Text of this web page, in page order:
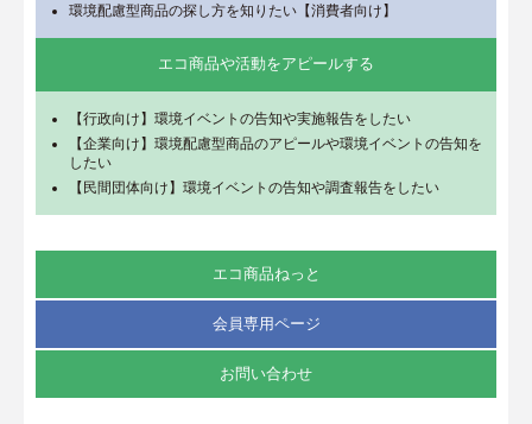
環境配慮型商品の探し方を知りたい【消費者向け】
エコ商品や活動をアピールする
【行政向け】環境イベントの告知や実施報告をしたい
【企業向け】環境配慮型商品のアピールや環境イベントの告知を
したい
【民間団体向け】環境イベントの告知や調査報告をしたい
エコ商品ねっと
会員専用ページ
お問い合わせ